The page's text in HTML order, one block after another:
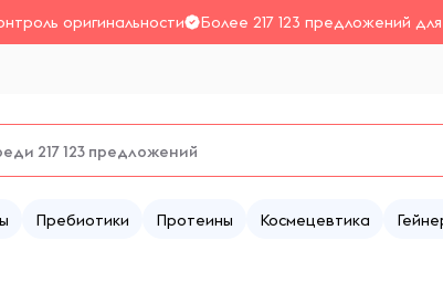
оригинальности Более 217 123 предложений
Пребиотики Протеины Космецевтика